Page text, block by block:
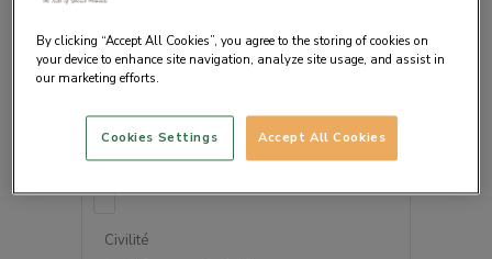
PERSONNELLES
Civilité
By clicking “Accept All Cookies”, you agree to the storing of cookies on
your device to enhance site navigation, analyze site usage, and assist in
our marketing efforts.
Accept All Cookies
Cookies Settings